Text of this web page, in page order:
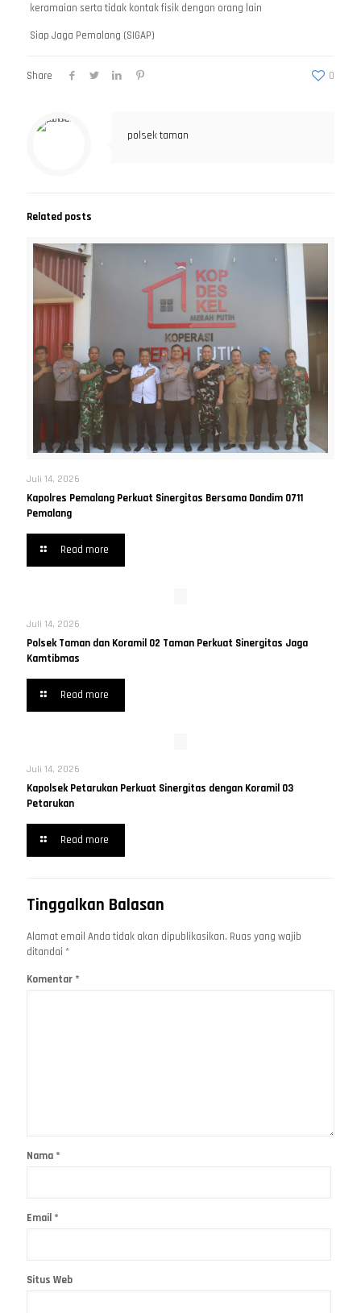
keramaian serta tidak kontak fisik dengan orang lain
Siap Jaga Pemalang (SIGAP)
Share 0
polsek taman
Related posts
Juli 14, 2026
Kapolres Pemalang Perkuat Sinergitas Bersama Dandim 0711
Pemalang
Read more
Juli 14, 2026
Polsek Taman dan Koramil 02 Taman Perkuat Sinergitas Jaga
Kamtibmas
Read more
Juli 14, 2026
Kapolsek Petarukan Perkuat Sinergitas dengan Koramil 03
Petarukan
Read more
Tinggalkan Balasan
Alamat email Anda tidak akan dipublikasikan. Ruas yang wajib
ditandai *
Komentar *
Nama *
Email *
Situs Web